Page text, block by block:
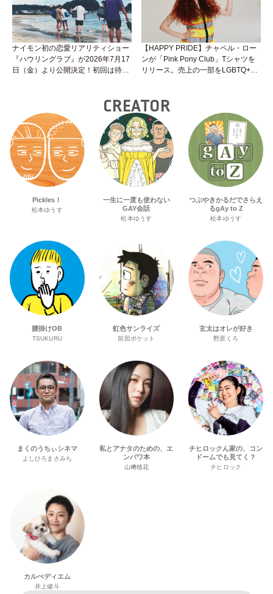
ナイモン初の恋愛リアリティショー
『ハウリングラブ』が2026年7月17
日（金）より公開決定！初回は待望
【HAPPY PRIDE】チャペル・ロー
ンが「Pink Pony Club」Tシャツを
リリース。売上の一部をLGBTQ+＆
CREATOR
Pickles！
松本ゆうす
一生に一度も使わない
GAY会話
松本ゆうす
つぶやきかるだでさらえ
るgAy to Z
松本ゆうす
腰掛けOB
TSUKURU
虹色サンライズ
前田ポケット
玄太はオレが好き
野原くろ
まくのうちぃシネマ
よしひろまさみち
私とアナタのための、エ
ンパワ本
山﨑穂花
チヒロックん家の、コン
ドームでも見てく？
チヒロック
カルぺディエム
井上健斗